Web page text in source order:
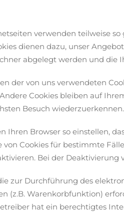
verwenden teilweise
dienen dazu, unser
abgelegt werden und die
der von uns verwendeten
Cookies bleiben auf
Besuch wiederzuerkennen.
Ihren Browser so einstellen,
von Cookies für bestimmte
Bei der Deaktivierung
zur Durchführung des
(z.B. Warenkorbfunktion)
hat ein berechtigtes